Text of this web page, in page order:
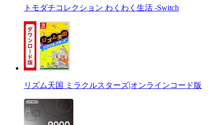
トモダチコレクション わくわく生活 -Switch
リズム天国 ミラクルスターズ|オンラインコード版